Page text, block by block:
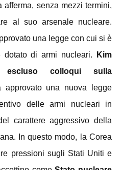
afferma, senza mezzi termini,
al suo arsenale nucleare.
una legge con cui si è
dotato di armi nucleari.
Kim
colloqui sulla
approvato una nuova legge
delle armi nucleari in
carattere aggressivo della
In questo modo, la Corea
pressioni sugli Stati Uniti e